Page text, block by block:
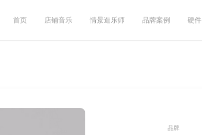
首页 店铺音乐 情景造乐师 品牌案例 硬件
品牌